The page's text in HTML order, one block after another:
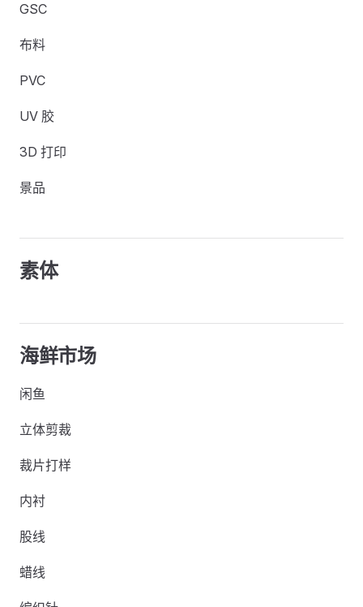
GSC
布料
PVC
UV 胶
3D 打印
景品
素体
海鲜市场
闲鱼
立体剪裁
裁片打样
内衬
股线
蜡线